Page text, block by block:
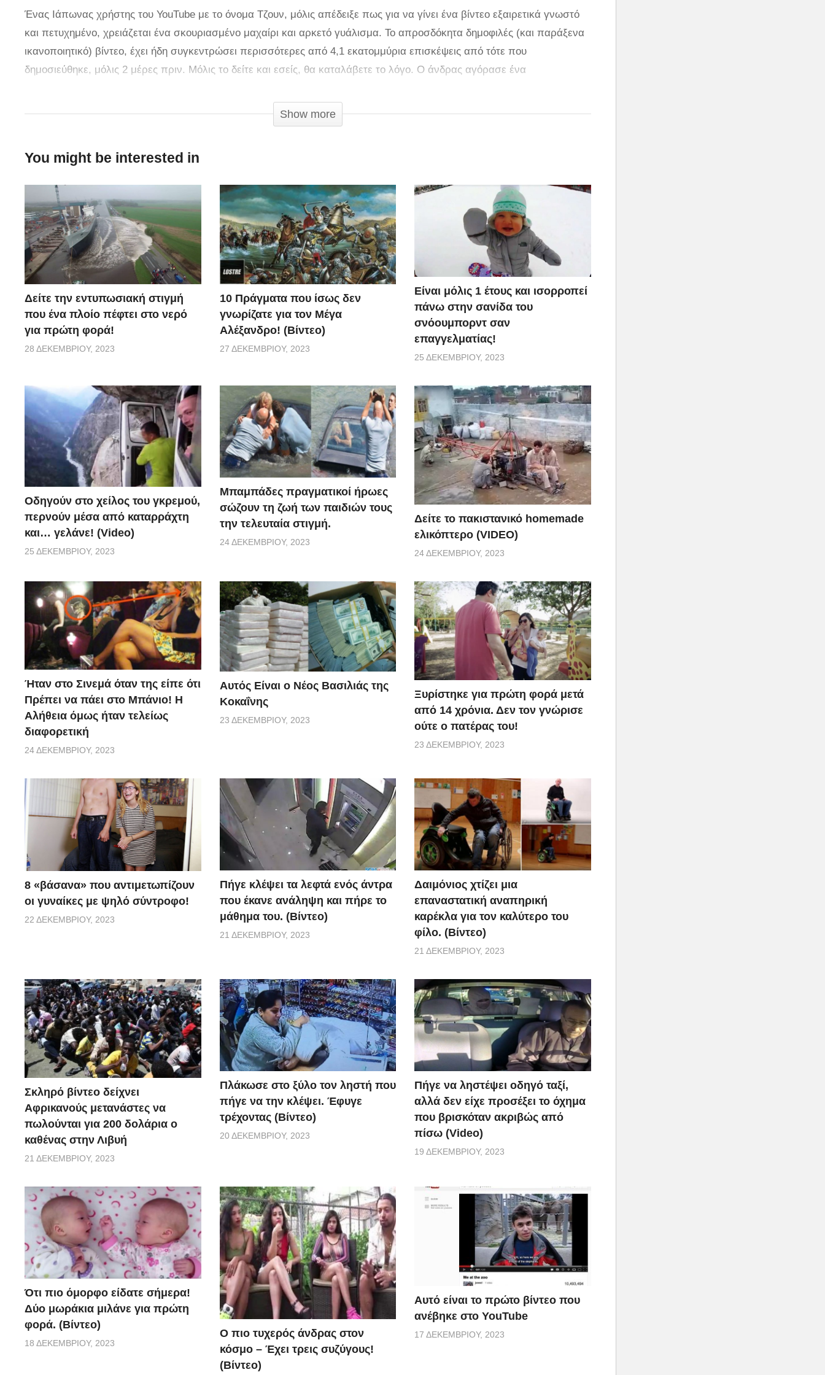
Ένας Ιάπωνας χρήστης του YouTube με το όνομα Τζουν, μόλις απέδειξε πως για να γίνει ένα βίντεο εξαιρετικά γνωστό
και πετυχημένο, χρειάζεται ένα σκουριασμένο μαχαίρι και αρκετό γυάλισμα. Το απροσδόκητα δημοφιλές (και παράξενα
ικανοποιητικό) βίντεο, έχει ήδη συγκεντρώσει περισσότερες από 4,1 εκατομμύρια επισκέψεις από τότε που
δημοσιεύθηκε, μόλις 2 μέρες πριν. Μόλις το δείτε και εσείς, θα καταλάβετε το λόγο. Ο άνδρας αγόρασε ένα
ήταν αποφασισμένος να αξιοποιήσει στο έπακρο την αγορά του και για αυτό χρησιμοποίησε όλα του τα όπλα. Με
αρκετά εργαλεία και όρεξη, κατάφερε να καθαρίσει, να ακονίσει και να επαναφέρει στην αρχική της κατάσταση τη
μεγάλη αλλαγή, στο βίντεο.
Show more
You might be interested in
Δείτε την εντυπωσιακή στιγμή
που ένα πλοίο πέφτει στο νερό
για πρώτη φορά!
28 ΔΕΚΕΜΒΡΊΟΥ, 2023
10 Πράγματα που ίσως δεν
γνωρίζατε για τον Μέγα
Αλέξανδρο! (Βίντεο)
27 ΔΕΚΕΜΒΡΊΟΥ, 2023
Είναι μόλις 1 έτους και ισορροπεί
πάνω στην σανίδα του
σνόουμπορντ σαν
επαγγελματίας!
25 ΔΕΚΕΜΒΡΊΟΥ, 2023
Οδηγούν στο χείλος του γκρεμού,
περνούν μέσα από καταρράχτη
και… γελάνε! (Video)
25 ΔΕΚΕΜΒΡΊΟΥ, 2023
Μπαμπάδες πραγματικοί ήρωες
σώζουν τη ζωή των παιδιών τους
την τελευταία στιγμή.
24 ΔΕΚΕΜΒΡΊΟΥ, 2023
Δείτε το πακιστανικό homemade
ελικόπτερο (VIDEO)
24 ΔΕΚΕΜΒΡΊΟΥ, 2023
Ήταν στο Σινεμά όταν της είπε ότι
Πρέπει να πάει στο Μπάνιο! Η
Αλήθεια όμως ήταν τελείως
διαφορετική
24 ΔΕΚΕΜΒΡΊΟΥ, 2023
Αυτός Είναι ο Νέος Βασιλιάς της
Κοκαΐνης
23 ΔΕΚΕΜΒΡΊΟΥ, 2023
Ξυρίστηκε για πρώτη φορά μετά
από 14 χρόνια. Δεν τον γνώρισε
ούτε ο πατέρας του!
23 ΔΕΚΕΜΒΡΊΟΥ, 2023
8 «βάσανα» που αντιμετωπίζουν
οι γυναίκες με ψηλό σύντροφο!
22 ΔΕΚΕΜΒΡΊΟΥ, 2023
Πήγε κλέψει τα λεφτά ενός άντρα
που έκανε ανάληψη και πήρε το
μάθημα του. (Βίντεο)
21 ΔΕΚΕΜΒΡΊΟΥ, 2023
Δαιμόνιος χτίζει μια
επαναστατική αναπηρική
καρέκλα για τον καλύτερο του
φίλο. (Βίντεο)
21 ΔΕΚΕΜΒΡΊΟΥ, 2023
Σκληρό βίντεο δείχνει
Αφρικανούς μετανάστες να
πωλούνται για 200 δολάρια ο
καθένας στην Λιβυή
21 ΔΕΚΕΜΒΡΊΟΥ, 2023
Πλάκωσε στο ξύλο τον ληστή που
πήγε να την κλέψει. Έφυγε
τρέχοντας (Βίντεο)
20 ΔΕΚΕΜΒΡΊΟΥ, 2023
Πήγε να ληστέψει οδηγό ταξί,
αλλά δεν είχε προσέξει το όχημα
που βρισκόταν ακριβώς από
πίσω (Video)
19 ΔΕΚΕΜΒΡΊΟΥ, 2023
Ότι πιο όμορφο είδατε σήμερα!
Δύο μωράκια μιλάνε για πρώτη
φορά. (Βίντεο)
18 ΔΕΚΕΜΒΡΊΟΥ, 2023
Ο πιο τυχερός άνδρας στον
κόσμο – Έχει τρεις συζύγους!
(Βίντεο)
Αυτό είναι το πρώτο βίντεο που
ανέβηκε στο YouTube
17 ΔΕΚΕΜΒΡΊΟΥ, 2023